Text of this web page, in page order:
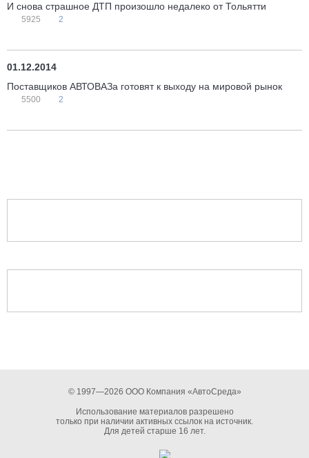
И снова страшное ДТП произошло недалеко от Тольятти
5925 2
01.12.2014
Поставщиков АВТОВАЗа готовят к выходу на мировой рынок
5500 2
© 1997—2026 ООО Компания «АвтоСреда»
Использование материалов разрешено
только при наличии активных ссылок на источник.
Для детей старше 16 лет.